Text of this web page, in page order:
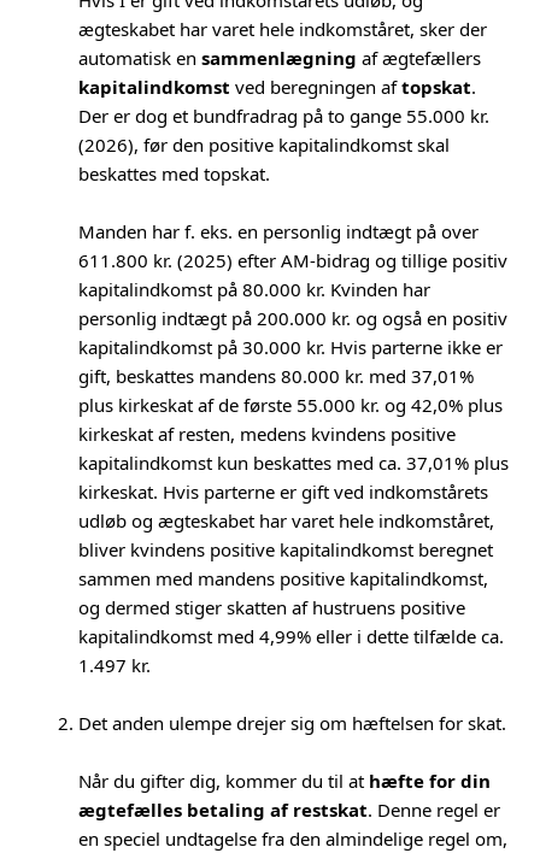
ægteskabet har varet hele indkomståret, sker der
automatisk en sammenlægning af ægtefællers
kapitalindkomst ved beregningen aftopskat.
Der er dog et bundfradrag på to gange 55.000 kr.
(2026), før den positive kapitalindkomst skal
beskattes med topskat.
Manden har f. eks. en personlig indtægt på over
611.800 kr. (2025) efter AM-bidrag og tillige positiv
kapitalindkomst på 80.000 kr. Kvinden har
personlig indtægt på 200.000 kr. og også en positiv
kapitalindkomst på 30.000 kr. Hvis parterne ikke er
gift, beskattes mandens 80.000 kr. med 37,01%
plus kirkeskat af de første 55.000 kr. og 42,0% plus
kirkeskat af resten, medens kvindens positive
kapitalindkomst kun beskattes med ca. 37,01% plus
kirkeskat. Hvis parterne er gift ved indkomstårets
udløb og ægteskabet har varet hele indkomståret,
bliver kvindens positive kapitalindkomst beregnet
sammen med mandens positive kapitalindkomst,
og dermed stiger skatten af hustruens positive
kapitalindkomst med 4,99% eller i dette tilfælde ca.
1.497 kr.
Det anden ulempe drejer sig om hæftelsen for skat.
Når du gifter dig, kommer du til at hæfte for din
ægtefælles betaling af restskat. Denne regel er
en speciel undtagelse fra den almindelige regel om,